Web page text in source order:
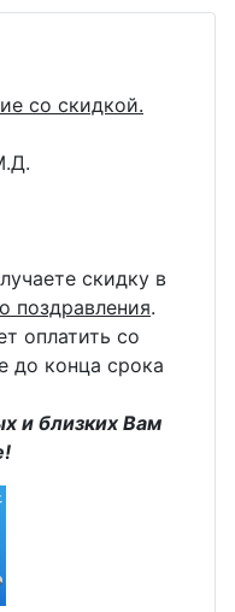
со скидкой.
скидку в
поздравления.
оплатить со
до конца срока
и близких Вам